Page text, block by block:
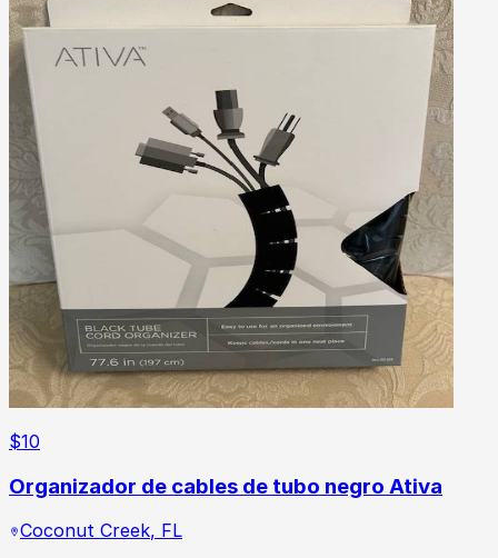
$10
Organizador de cables de tubo negro Ativa
Coconut Creek, FL